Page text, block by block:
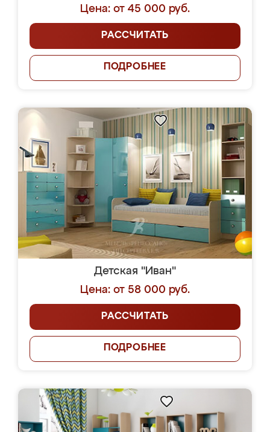
Цена: от 45 000 руб.
РАССЧИТАТЬ
ПОДРОБНЕЕ
Детская "Иван"
Цена: от 58 000 руб.
РАССЧИТАТЬ
ПОДРОБНЕЕ